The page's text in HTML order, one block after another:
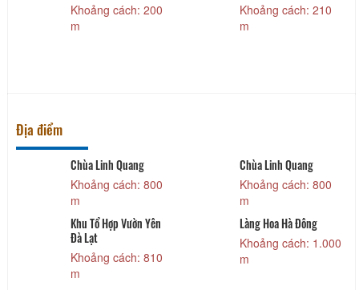
Khoảng cách: 200
m
Khoảng cách: 210
m
Địa điểm
Chùa Linh Quang
Khoảng cách: 800
m
Chùa Linh Quang
Khoảng cách: 800
m
Khu Tổ Hợp Vườn Yên
Đà Lạt
Khoảng cách: 810
m
Làng Hoa Hà Đông
Khoảng cách: 1.000
m